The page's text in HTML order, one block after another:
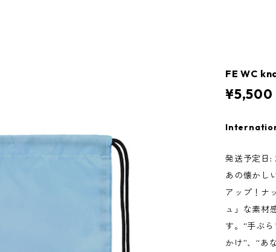
FE WC
¥5,500
発送予定
あの懐かし
アップ！ナ
ュ」な素材
す。“手ぶ
かけ”、“あ